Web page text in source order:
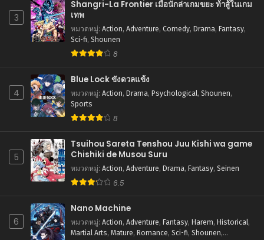
3
Shangri-La Frontier เมื่อนักล่าเกมขยะ ท้าสู้ในเกม
เทพ
หมวดหมู่: Action, Adventure, Comedy, Drama, Fantasy,
Sci-fi, Shounen
8
4
Blue Lock ขังดวลแข้ง
หมวดหมู่: Action, Drama, Psychological, Shounen,
Sports
8
5
Tsuihou Sareta Tenshou Juu Kishi wa game
Chishiki de Musou Suru
หมวดหมู่: Action, Adventure, Drama, Fantasy, Seinen
6.5
6
Nano Machine
หมวดหมู่: Action, Adventure, Fantasy, Harem, Historical,
Martial Arts, Mature, Romance, Sci-fi, Shounen,